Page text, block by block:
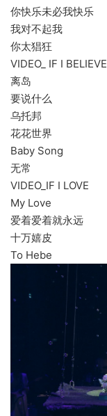
你快乐未必我快乐
我对不起我
你太猖狂
VIDEO_ IF I BELIEVE
离岛
要说什么
乌托邦
花花世界
Baby Song
无常
VIDEO_IF I LOVE
My Love
爱着爱着就永远
十万嬉皮
To Hebe